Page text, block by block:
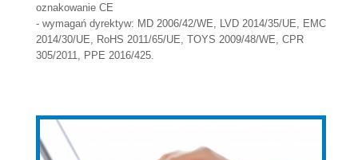
oznakowanie CE
- wymagań dyrektyw: MD 2006/42/WE, LVD 2014/35/UE, EMC
2014/30/UE, RoHS 2011/65/UE, TOYS 2009/48/WE, CPR
305/2011, PPE 2016/425.